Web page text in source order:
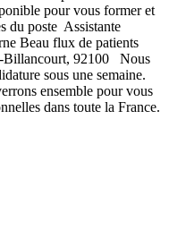
pour vous former et
du poste Assistante
Beau flux de patients
Billancourt, 92100 Nous
sous une semaine.
ensemble pour vous
dans toute la France.